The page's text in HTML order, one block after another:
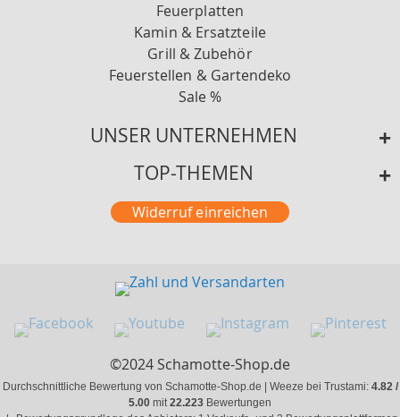
Feuerplatten
Kamin & Ersatzteile
Grill & Zubehör
Feuerstellen & Gartendeko
Sale %
UNSER UNTERNEHMEN
TOP-THEMEN
Widerruf einreichen
©2024 Schamotte-Shop.de
Durchschnittliche Bewertung von Schamotte-Shop.de | Weeze bei Trustami: 4.82 /
5.00 mit22.223 Bewertungen